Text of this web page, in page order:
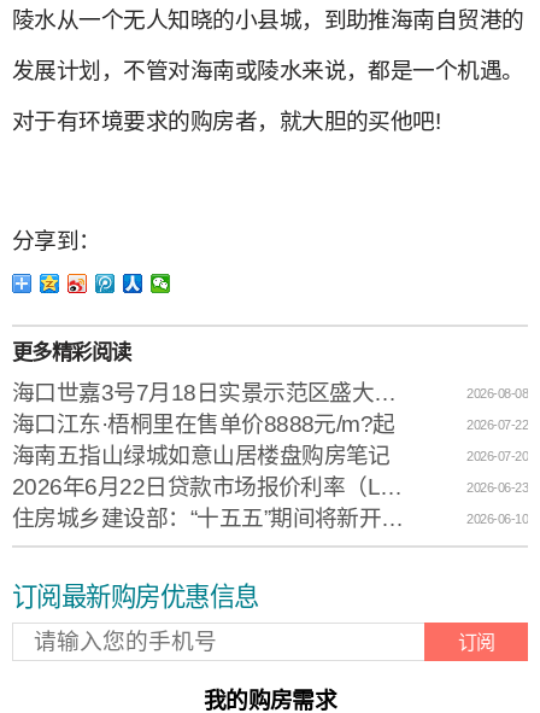
陵水从一个无人知晓的小县城，到助推海南自贸港的
发展计划，不管对海南或陵水来说，都是一个机遇。
对于有环境要求的购房者，就大胆的买他吧!
分享到：
更多精彩阅读
海口世嘉3号7月18日实景示范区盛大开放 2026-08-08
海口江东·梧桐里在售单价8888元/m?起 2026-07-22
海南五指山绿城如意山居楼盘购房笔记 2026-07-20
2026年6月22日贷款市场报价利率（LPR） 2026-06-23
住房城乡建设部：“十五五”期间将新开工改造城镇老旧小区11.5万个 2026-06-10
订阅最新购房优惠信息
订阅
我的购房需求